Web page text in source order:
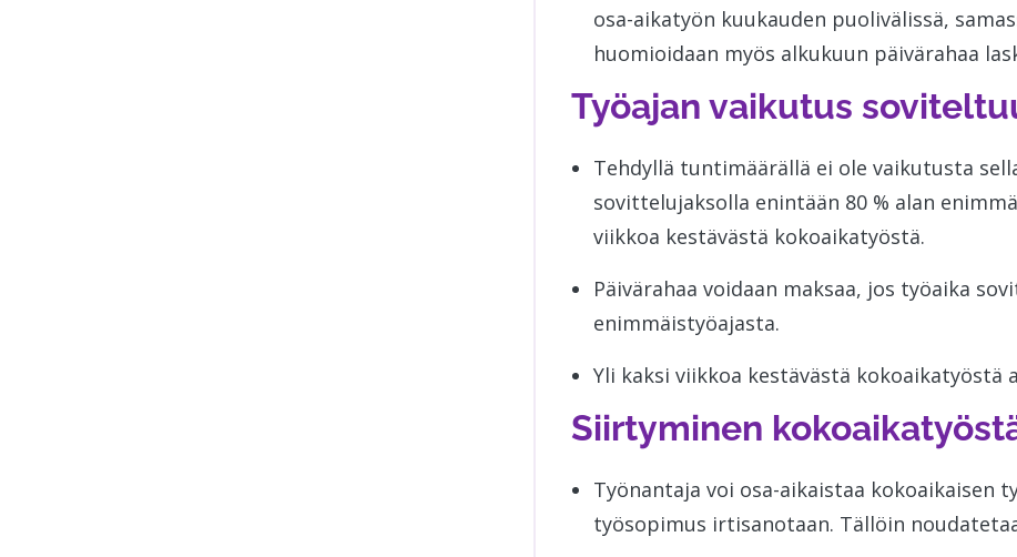
osa-aikatyön kuukauden puolivälissä,
huomioidaan myös alkukuun päivärahaa
Työajan vaikutus
Tehdyllä tuntimäärällä ei ole vaikutusta
sovittelujaksolla enintään 80 % alan
viikkoa kestävästä kokoaikatyöstä.
Päivärahaa voidaan maksaa, jos työaika
enimmäistyöajasta.
Yli kaksi viikkoa kestävästä
Siirtyminen
Työnantaja voi osa-aikaistaa kokoaikaisen
työsopimus irtisanotaan. Tällöin